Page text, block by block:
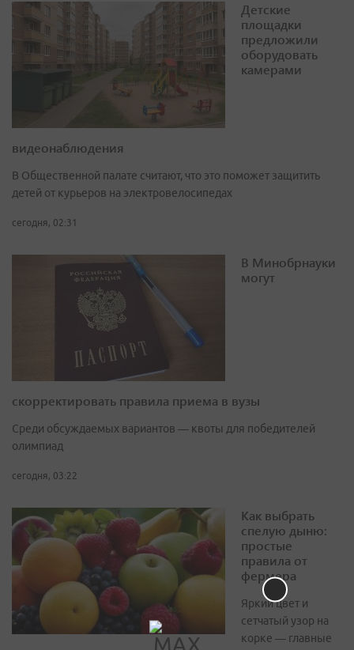
Детские
площадки
предложили
оборудовать
камерами
видеонаблюдения
В Общественной палате считают, что это поможет защитить
детей от курьеров на электровелосипедах
сегодня, 02:31
В Минобрнауки
могут
скорректировать правила приема в вузы
Среди обсуждаемых вариантов — квоты для победителей
олимпиад
сегодня, 03:22
Как выбрать
спелую дыню:
простые
правила от
фермера
Яркий цвет и
сетчатый узор на
корке — главные